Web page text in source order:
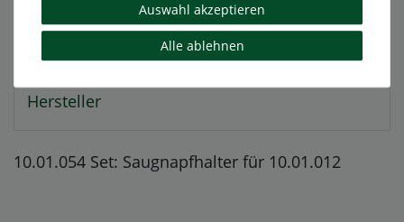
EU-Verantwortlicher
Hersteller
10.01.054 Set: Saugnapfhalter für 10.01.012
Auswahl akzeptieren
Alle ablehnen